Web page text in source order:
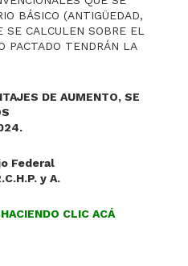
BÁSICO (ANTIGÜEDAD,
SE CALCULEN SOBRE EL
PACTADO TENDRÁN LA
DE AUMENTO, SE
Federal
y A.
CLIC ACÁ